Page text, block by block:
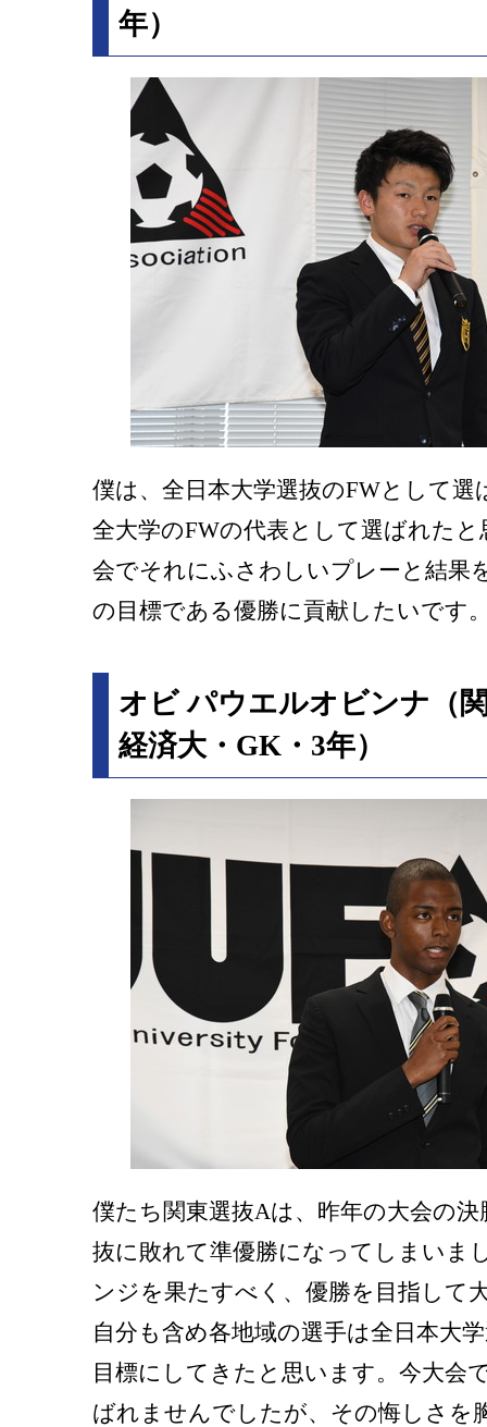
年）
僕は、全日本大学選抜のFWとして
全大学のFWの代表として選ばれた
会でそれにふさわしいプレーと結果
の目標である優勝に貢献したいです
オビ パウエルオビンナ（
経済大・GK・3年）
僕たち関東選抜Aは、昨年の大会の
抜に敗れて準優勝になってしまいま
ンジを果たすべく、優勝を目指して
自分も含め各地域の選手は全日本大
目標にしてきたと思います。今大会
ばれませんでしたが、その悔しさを